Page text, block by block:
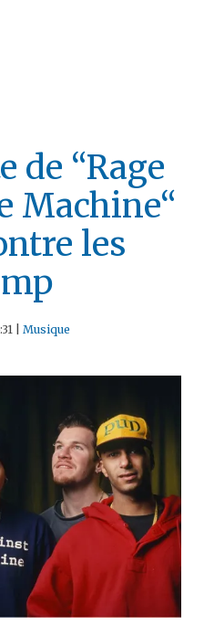
Machine“
les
Musique